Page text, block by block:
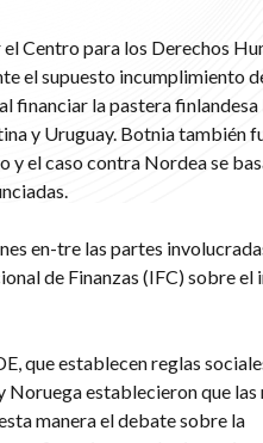
Centro para los Derechos
el supuesto incumplimiento
financiar la pastera
y Uruguay. Botnia también
y el caso contra Nordea se
en-tre las partes
de Finanzas (IFC) sobre el
que establecen reglas
Noruega establecieron que las
manera el debate sobre la